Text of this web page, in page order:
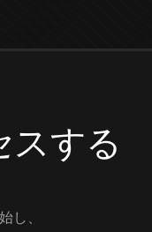
スする
し、